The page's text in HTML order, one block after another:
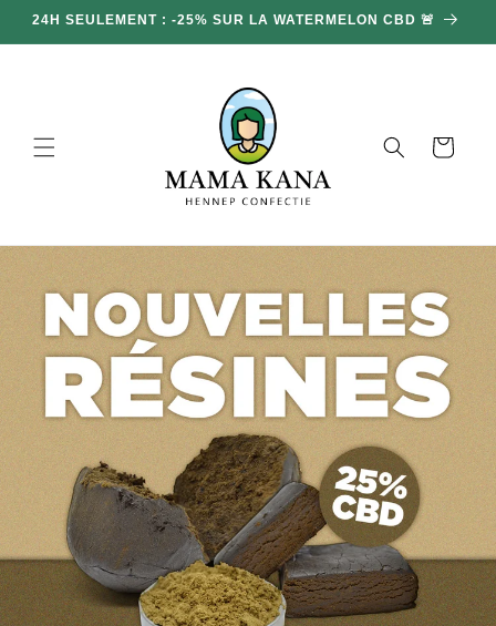
doorgaan
naar
24H SEULEMENT : -25% SUR LA WATERMELON CBD 🚨
Mand